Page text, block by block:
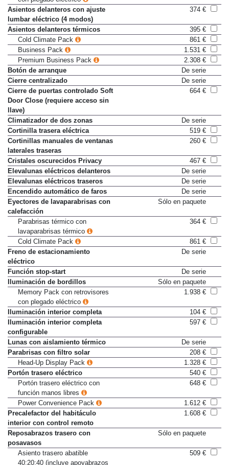
Asientos delanteros con ajuste
lumbar eléctrico (4 modos)
374 €
Asientos delanteros térmicos
395 €
Cold Climate Pack
861 €
Business Pack
1.531 €
Premium Business Pack
2.308 €
Botón de arranque
De serie
Cierre centralizado
De serie
Cierre de puertas controlado Soft
Door Close (requiere acceso sin
llave)
664 €
Climatizador de dos zonas
De serie
Cortinilla trasera eléctrica
519 €
Cortinillas manuales de ventanas
laterales traseras
260 €
Cristales oscurecidos Privacy
467 €
Elevalunas eléctricos delanteros
De serie
Elevalunas eléctricos traseros
De serie
Encendido automático de faros
De serie
Eyectores de lavaparabrisas con
calefacción
Sólo en paquete
Parabrisas térmico con
lavaparabrisas térmico
364 €
Cold Climate Pack
861 €
Freno de estacionamiento
eléctrico
De serie
Función stop-start
De serie
Iluminación de bordillos
Sólo en paquete
Memory Pack con retrovisores
con plegado eléctrico
1.938 €
Iluminación interior completa
104 €
Iluminación interior completa
configurable
597 €
Lunas con aislamiento térmico
De serie
Parabrisas con filtro solar
208 €
Head-Up Display Pack
1.328 €
Portón trasero eléctrico
540 €
Portón trasero eléctrico con
función manos libres
648 €
Power Convenience Pack
1.612 €
Precalefactor del habitáculo
interior con control remoto
1.608 €
Reposabrazos trasero con
posavasos
Sólo en paquete
Asiento trasero abatible
40:20:40 (incluye apoyabrazos
509 €